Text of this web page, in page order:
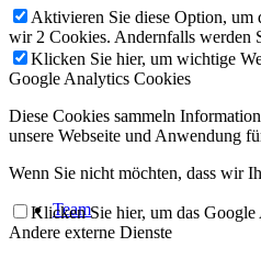
Team
Aktivieren Sie diese Option, um
wir 2 Cookies. Andernfalls werden
Klicken Sie hier, um wichtige
Google Analytics Cookies
Diese Cookies sammeln
unsere Webseite und Anwendung
Wenn Sie nicht möchten, dass wir
Klicken Sie hier, um das
Andere externe Dienste